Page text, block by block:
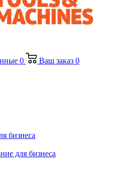
0 Ваш заказ 0
бизнеса
для бизнеса